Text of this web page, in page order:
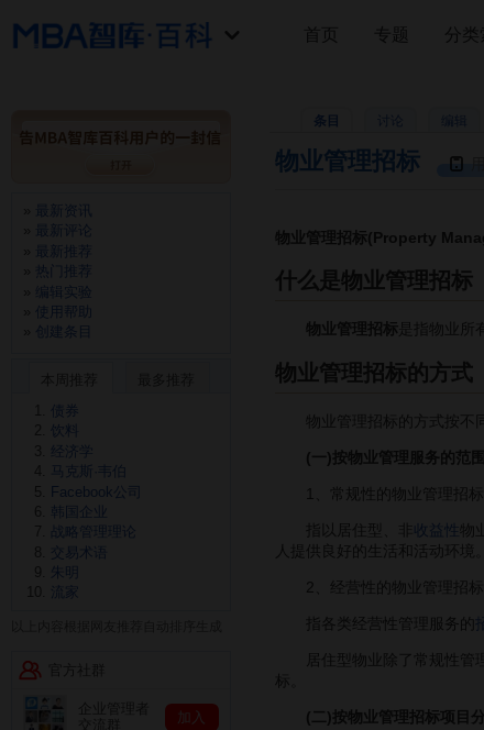
条目
物业管理招标
物业管理招标(Property
什么是物业管理招标
物业管理招标 是指物业
物业管理招标的方式
物业管理招标的方式按不同
(一)按物业管理服务的范
1、常规性的物业管理招标
指以居住型、非 收益性
物
人提供良好的生活和活动环境。
2、经营性的物业管理招标
指各类经营性管理服务的
居住型物业除了常规性管理
(二)按物业管理招标项目
首页 专题 分类
最新资讯
最新评论
最新推荐
热门推荐
编辑实验
使用帮助
创建条目
债券
饮料
经济学
马克斯·韦伯
Facebook公司
韩国企业
战略管理理论
交易术语
朱明
流家
加入